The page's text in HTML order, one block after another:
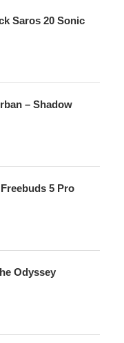
Saros 20 Sonic
– Shadow
5 Pro
Odyssey